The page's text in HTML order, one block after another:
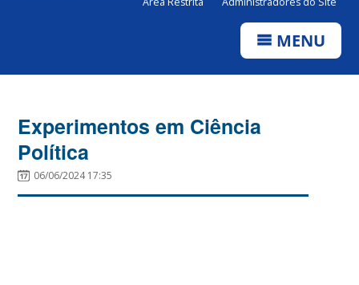
MENU
Experimentos em Ciência
Política
06/06/2024 17:35